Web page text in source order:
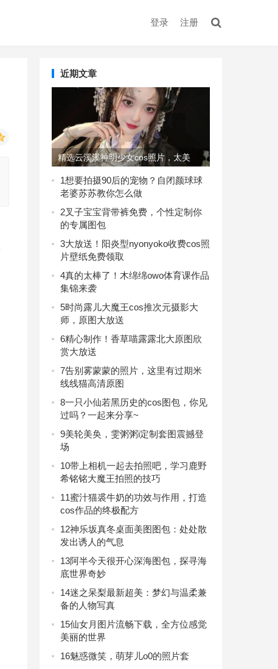
登录 注册
近期文章
精选云溪溪神明少女cos照片，太美
了，快来围观吧
1想要拍摄90后的宠物？自闭颜球球
老婆苏苏教你怎么做
2叉子宝宝背带裤免费，个性定制你
的专属图包
3大放送！阳炎型nyonyoko收费cos照
片壁纸免费领取
4真的太棒了！木绵绵owo体育课作品
集锦来袭
5时尚露儿大魔王cos推次元摄影大
师，原图大放送
6精心制作！香草喵露露北大原图欣
赏大放送
7告别雾蒙蒙的照片，这里有过期米
线线猫高清原图
8一只小仙若黑历史的cos图包，你见
过吗？一起来分享~
9美轮美奂，雯粥粥i定制套图震撼登
场
10带上相机一起去拍照吧，学习鹿野
希铭铭大魔王拍照的技巧
11蜜汁猫裘牛奶的功效与作用，打造
cos作品的终极配方
12神乐坂真冬桌面美图图包：处处散
发出诱人的气息
13阿半今天很开心深海图包，探寻海
底世界奇妙
14迷之呆梨最新超美：梦幻与温柔兼
备的人物写真
15仙女月图片流畅下载，全方位感觉
美丽的世界
16魅惑微笑，萌芽儿o0的照片套